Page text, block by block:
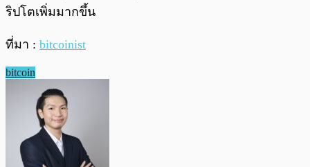
ริปโตเพิ่มมากขึ้น
ที่มา : bitcoinist
bitcoin